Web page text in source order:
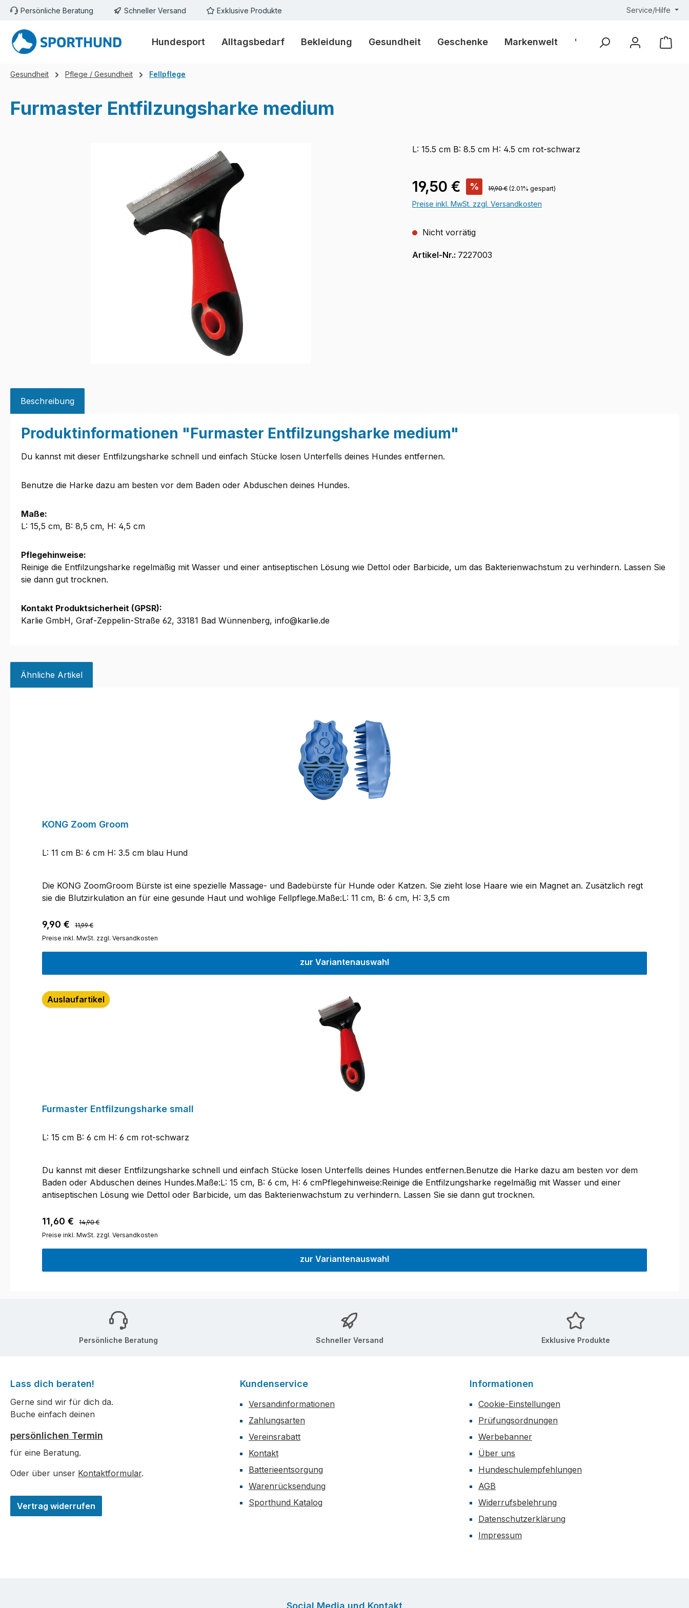
Hauptinhalt springen
Zur Suche springen
Zur Hauptnavigation springen
Persönliche Beratung Schneller Versand Exklusive Produkte Service/Hilfe
Hundesport Alltagsbedarf Bekleidung Gesundheit Geschenke Markenwelt % Outlet %
Gesundheit Pflege / Gesundheit Fellpflege
Furmaster Entfilzungsharke medium
L: 15.5 cm B: 8.5 cm H: 4.5 cm rot-schwarz
Verkaufspreis:
19,50 € % Regulärer Preis:
19,90 € (2.01% gespart)
Preise inkl. MwSt. zzgl. Versandkosten
Nicht vorrätig
Artikel-Nr.: 7227003
Beschreibung
Produktinformationen "Furmaster Entfilzungsharke medium"
Du kannst mit dieser Entfilzungsharke schnell und einfach Stücke losen Unterfells deines Hundes entfernen.
Benutze die Harke dazu am besten vor dem Baden oder Abduschen deines Hundes.
Maße:
L: 15,5 cm, B: 8,5 cm, H: 4,5 cm
Pflegehinweise:
Reinige die Entfilzungsharke regelmäßig mit Wasser und einer antiseptischen Lösung wie Dettol oder Barbicide, um das Bakterienwachstum zu verhindern. Lassen Sie
sie dann gut trocknen.
Kontakt Produktsicherheit (GPSR):
Karlie GmbH, Graf-Zeppelin-Straße 62, 33181 Bad Wünnenberg, info@karlie.de
Ähnliche Artikel
KONG Zoom Groom
L: 11 cm B: 6 cm H: 3.5 cm blau Hund
Die KONG ZoomGroom Bürste ist eine spezielle Massage- und Badebürste für Hunde oder Katzen. Sie zieht lose Haare wie ein Magnet an. Zusätzlich regt
sie die Blutzirkulation an für eine gesunde Haut und wohlige Fellpflege.Maße:L: 11 cm, B: 6 cm, H: 3,5 cm
Verkaufspreis:
9,90 € Regulärer Preis:
11,99 €
Preise inkl. MwSt. zzgl. Versandkosten
zur Variantenauswahl
Auslaufartikel
Furmaster Entfilzungsharke small
L: 15 cm B: 6 cm H: 6 cm rot-schwarz
Du kannst mit dieser Entfilzungsharke schnell und einfach Stücke losen Unterfells deines Hundes entfernen.Benutze die Harke dazu am besten vor dem
Baden oder Abduschen deines Hundes.Maße:L: 15 cm, B: 6 cm, H: 6 cmPflegehinweise:Reinige die Entfilzungsharke regelmäßig mit Wasser und einer
antiseptischen Lösung wie Dettol oder Barbicide, um das Bakterienwachstum zu verhindern. Lassen Sie sie dann gut trocknen.
Verkaufspreis:
11,60 € Regulärer Preis:
14,90 €
Preise inkl. MwSt. zzgl. Versandkosten
zur Variantenauswahl
Persönliche Beratung Schneller Versand Exklusive Produkte
Lass dich beraten!
Gerne sind wir für dich da.
Buche einfach deinen
persönlichen Termin
für eine Beratung.
Oder über unser Kontaktformular.
Vertrag widerrufen
Kundenservice
Versandinformationen
Zahlungsarten
Vereinsrabatt
Kontakt
Batterieentsorgung
Warenrücksendung
Sporthund Katalog
Informationen
Cookie-Einstellungen
Prüfungsordnungen
Werbebanner
Über uns
Hundeschulempfehlungen
AGB
Widerrufsbelehrung
Datenschutzerklärung
Impressum
Social Media und Kontakt